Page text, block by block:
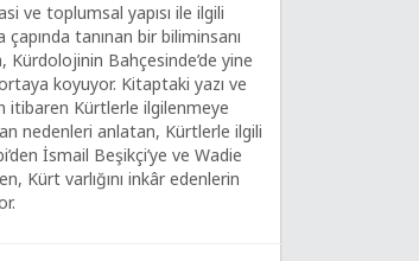
ve toplumsal yapısı ile ilgili
tanınan bir biliminsanı
Bahçesinde’de yine
koyuyor. Kitaptaki yazı ve
itibaren Kürtlerle ilgilenmeye
nedenleri anlatan, Kürtlerle ilgili
İsmail Beşikçi’ye ve Wadie
Kürt varlığını inkâr edenlerin